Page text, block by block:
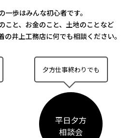
一歩はみんな初心者です。
こと、お金のこと、土地のことなど
の井上工務店に何でも相談ください。
夕方仕事終わりでも
平日夕方
相談会